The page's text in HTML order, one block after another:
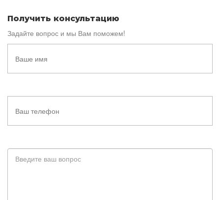
Получить консультацию
Задайте вопрос и мы Вам поможем!